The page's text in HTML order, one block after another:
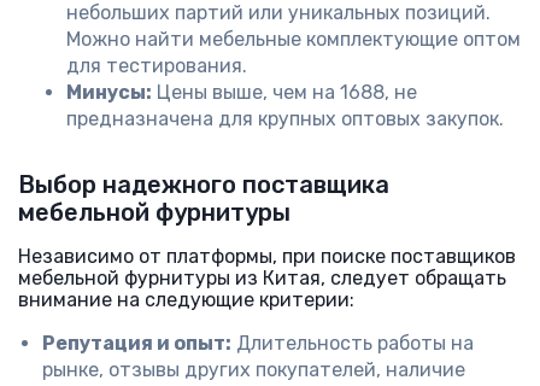
небольших партий или уникальных позиций.
Можно найти мебельные комплектующие оптом
для тестирования.
Минусы: Цены выше, чем на 1688, не
предназначена для крупных оптовых закупок.
Выбор надежного поставщика
мебельной фурнитуры
Независимо от платформы, при поиске поставщиков
мебельной фурнитуры из Китая, следует обращать
внимание на следующие критерии:
Репутация и опыт: Длительность работы на
рынке, отзывы других покупателей, наличие